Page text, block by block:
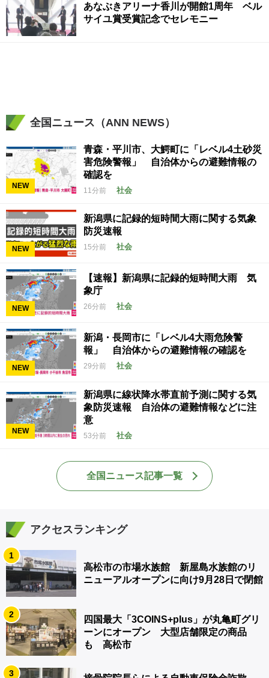
あなぶきアリーナ香川が開館1周年 ベル
サイユ賞受賞記念でセレモニー
全国ニュース（ANN NEWS）
NEW
青森・平川市、大鰐町に「レベル4土砂災
害危険警報」 自治体からの避難情報の
確認を
11分前 社会
NEW
新潟県に記録的短時間大雨に関する気象
防災速報
15分前 社会
NEW
【速報】新潟県に記録的短時間大雨 気
象庁
26分前 社会
NEW
新潟・長岡市に「レベル4大雨危険警
報」 自治体からの避難情報の確認を
29分前 社会
NEW
新潟県に線状降水帯直前予測に関する気
象防災速報 自治体の避難情報などに注
意
53分前 社会
全国ニュース記事一覧
アクセスランキング
1
高松市の市場水族館 新屋島水族館のリ
ニューアルオープンに向け9月28日で閉館
2
四国最大「3COINS+plus」が丸亀町グリ
ーンにオープン 大型店舗限定の商品
も 高松市
3